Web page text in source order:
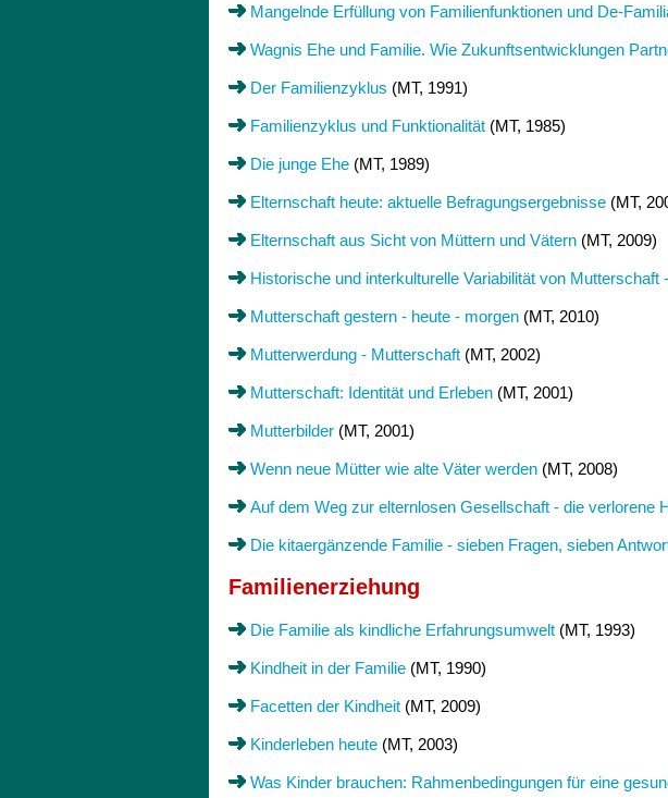
Mangelnde Erfüllung von Familienfunktionen und De-
Wagnis Ehe und Familie. Wie Zukunftsentwicklungen
Der Familienzyklus (MT, 1991)
Familienzyklus und Funktionalität (MT, 1985)
Die junge Ehe (MT, 1989)
Elternschaft heute: aktuelle Befragungsergebnisse (MT,
Elternschaft aus Sicht von Müttern und Vätern (MT, 2009)
Historische und interkulturelle Variabilität von
Mutterschaft gestern - heute - morgen (MT, 2010)
Mutterwerdung - Mutterschaft (MT, 2002)
Mutterschaft: Identität und Erleben (MT, 2001)
Mutterbilder (MT, 2001)
Wenn neue Mütter wie alte Väter werden (MT, 2008)
Auf dem Weg zur elternlosen Gesellschaft - die verlorene
Die kitaergänzende Familie - sieben Fragen, sieben
Familienerziehung
Die Familie als kindliche Erfahrungsumwelt (MT, 1993)
Kindheit in der Familie (MT, 1990)
Facetten der Kindheit (MT, 2009)
Kinderleben heute (MT, 2003)
Was Kinder brauchen: Rahmenbedingungen für eine